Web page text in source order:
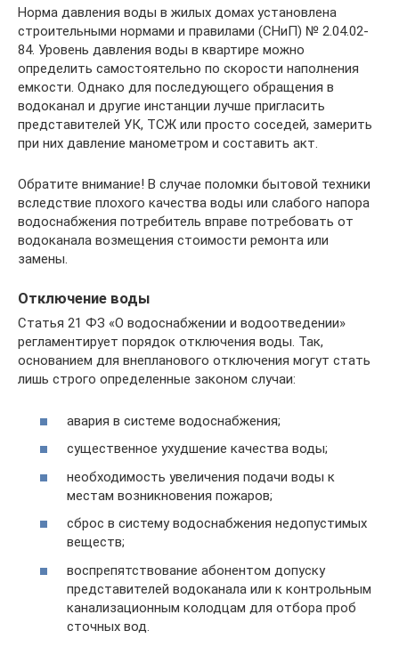
Норма давления воды в жилых домах установлена
строительными нормами и правилами (СНиП) № 2.04.02-
84. Уровень давления воды в квартире можно
определить самостоятельно по скорости наполнения
емкости. Однако для последующего обращения в
водоканал и другие инстанции лучше пригласить
представителей УК, ТСЖ или просто соседей, замерить
при них давление манометром и составить акт.
Обратите внимание! В случае поломки бытовой техники
вследствие плохого качества воды или слабого напора
водоснабжения потребитель вправе потребовать от
водоканала возмещения стоимости ремонта или
замены.
Отключение воды
Статья 21 ФЗ «О водоснабжении и водоотведении»
регламентирует порядок отключения воды. Так,
основанием для внепланового отключения могут стать
лишь строго определенные законом случаи:
авария в системе водоснабжения;
существенное ухудшение качества воды;
необходимость увеличения подачи воды к
местам возникновения пожаров;
сброс в систему водоснабжения недопустимых
веществ;
воспрепятствование абонентом допуску
представителей водоканала или к контрольным
канализационным колодцам для отбора проб
сточных вод.